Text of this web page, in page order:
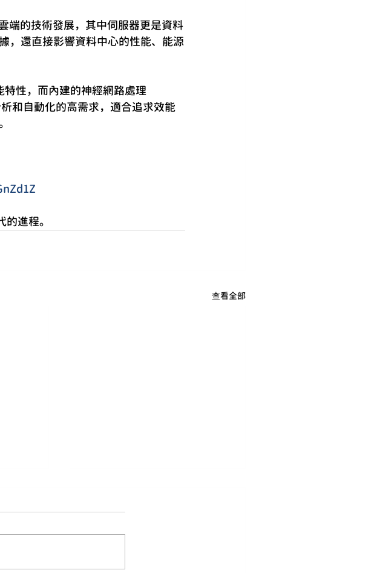
端的技術發展，其中伺服器更是資料
，還直接影響資料中心的性能、能源
性，而內建的神經網路處理
和自動化的高需求，適合追求效能
進程。
查看全部